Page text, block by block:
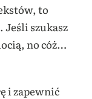
to
Jeśli szukasz
no cóż…
i zapewnić